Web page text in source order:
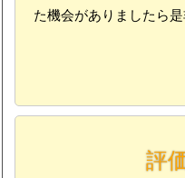
た機会がありましたら
評